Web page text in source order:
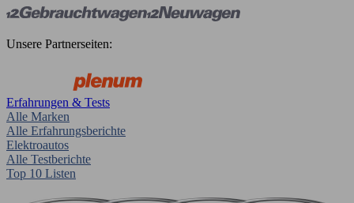
Unsere Partnerseiten:
Erfahrungen & Tests
Alle Marken
Alle Erfahrungsberichte
Elektroautos
Alle Testberichte
Top 10 Listen